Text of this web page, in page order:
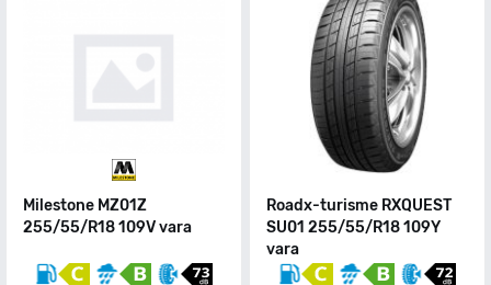
Milestone MZ01Z
255/55/R18 109V vara
Roadx-turisme RXQUEST
SU01 255/55/R18 109Y
vara